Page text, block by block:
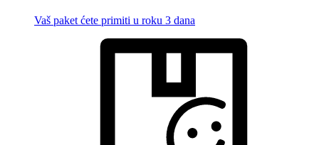
Vaš paket ćete primiti u roku 3 dana